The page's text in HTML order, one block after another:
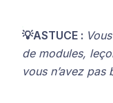
💡ASTUCE :
de modules,
vous n’avez pas